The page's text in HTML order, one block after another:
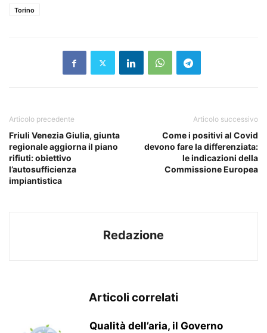
Torino
Articolo precedente
Friuli Venezia Giulia, giunta
regionale aggiorna il piano
rifiuti: obiettivo
l’autosufficienza
impiantistica
Articolo successivo
Come i positivi al Covid
devono fare la differenziata:
le indicazioni della
Commissione Europea
Redazione
Articoli correlati
Qualità dell’aria, il Governo